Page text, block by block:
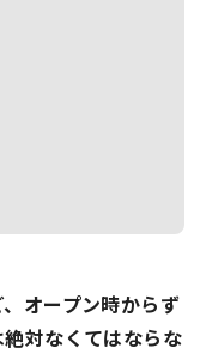
オープン時からず
対なくてはならな